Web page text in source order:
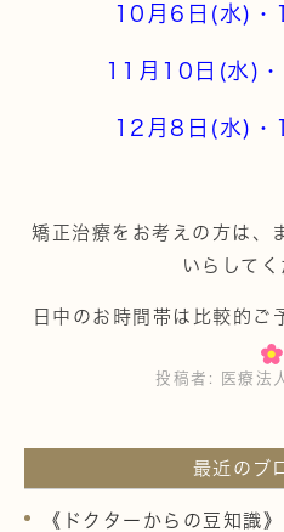
10月6日(水)
11月10日(水)
12月8日(水)
矯正治療をお考えの方は、
いらしてく
日中のお時間帯は比較的ご
投稿者: 医療法
最近のブ
《ドクターからの豆知識